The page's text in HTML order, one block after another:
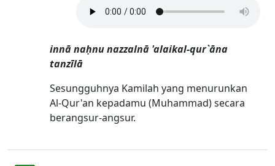
innā naḥnu nazzalnā 'alaikal-qur`āna
tanzīlā
Sesungguhnya Kamilah yang menurunkan
Al-Qur'an kepadamu (Muhammad) secara
berangsur-angsur.